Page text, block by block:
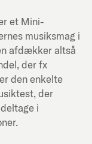
et Mini-
musiksmag i
afdækker altså
der fx
den enkelte
der
i